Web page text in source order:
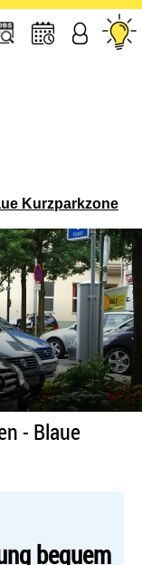
Kurzparkzone
- Blaue
bequem